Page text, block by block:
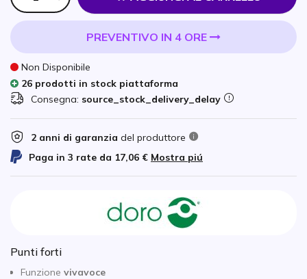
PREVENTIVO IN 4 ORE
Non Disponibile
26 prodotti in stock piattaforma
Consegna: source_stock_delivery_delay
2 anni di garanzia del produttore
Paga in 3 rate da 17,06 € Mostra piú
Punti forti
Funzione vivavoce